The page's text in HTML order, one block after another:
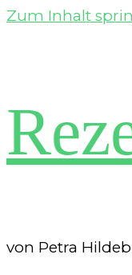
Zum Inhalt
von Petra